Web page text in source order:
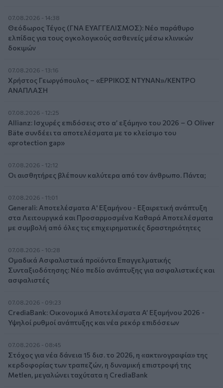
07.08.2026 - 14:38
Θεόδωρος Τέγος (ΓΝΑ ΕΥΑΓΓΕΛΙΣΜΟΣ): Νέο παράθυρο
ελπίδας για τους ογκολογικούς ασθενείς μέσω κλινικών
δοκιμών
07.08.2026 - 13:16
Χρήστος Γεωργόπουλος – «ΕΡΡΙΚΟΣ ΝΤΥΝΑΝ»/ΚΕΝΤΡΟ
ΑΝΑΠΛΑΣΗ
07.08.2026 - 12:25
Allianz: Ισχυρές επιδόσεις στο α’ εξάμηνο του 2026 – Ο Oliver
Bäte συνδέει τα αποτελέσματα με το κλείσιμο του
«protection gap»
07.08.2026 - 12:12
Οι αισθητήρες βλέπουν καλύτερα από τον άνθρωπο. Πάντα;
07.08.2026 - 11:01
Generali: Αποτελέσματα Α' Εξαμήνου - Εξαιρετική ανάπτυξη
στα Λειτουργικά και Προσαρμοσμένα Καθαρά Αποτελέσματα
με συμβολή από όλες τις επιχειρηματικές δραστηριότητες
07.08.2026 - 10:28
Ομαδικά Ασφαλιστικά προϊόντα Επαγγελματικής
Συνταξιοδότησης: Νέο πεδίο ανάπτυξης για ασφαλιστικές και
ασφαλιστές
07.08.2026 - 09:23
CrediaBank: Οικονομικά Αποτελέσματα A’ Εξαμήνου 2026 -
Υψηλοί ρυθμοί ανάπτυξης και νέα ρεκόρ επιδόσεων
07.08.2026 - 08:45
Στόχος για νέα δάνεια 15 δισ. το 2026, η «ακτινογραφία» της
κερδοφορίας των τραπεζών, η δυναμική επιστροφή της
Metlen, μεγαλώνει ταχύτατα η CrediaBank